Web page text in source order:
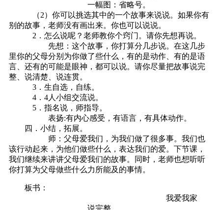
一幅图：省略号。
（2）你可以挑选其中的一个故事来说说。如果你有
别的故事，老师没有画出来。你也可以说说。
2．怎么说呢？老师教你个窍门。请你先想再说。
先想：这个故事，你打算分几步说。在这几步
里你的父母分别为你做了些什么，有的是动作、有的是语
言、还有的可能是眼神，都可以说。请你尽量把故事说完
整、说清楚、说连贯。
3．生自选，自练。
4．4人小组交流说。
5．指名说，师指导。
表扬:有内心感受，有语言，有具体动作。
四．小结，拓展。
师：父母爱我们，为我们做了很多事。我们也
该行动起来，为他们做些什么，表达我们的爱。下节课，
我们继续来讲讲父母爱我们的故事。同时，老师也想听听
你打算为父母做些什么力所能及的事情。
板书：
我爱我家